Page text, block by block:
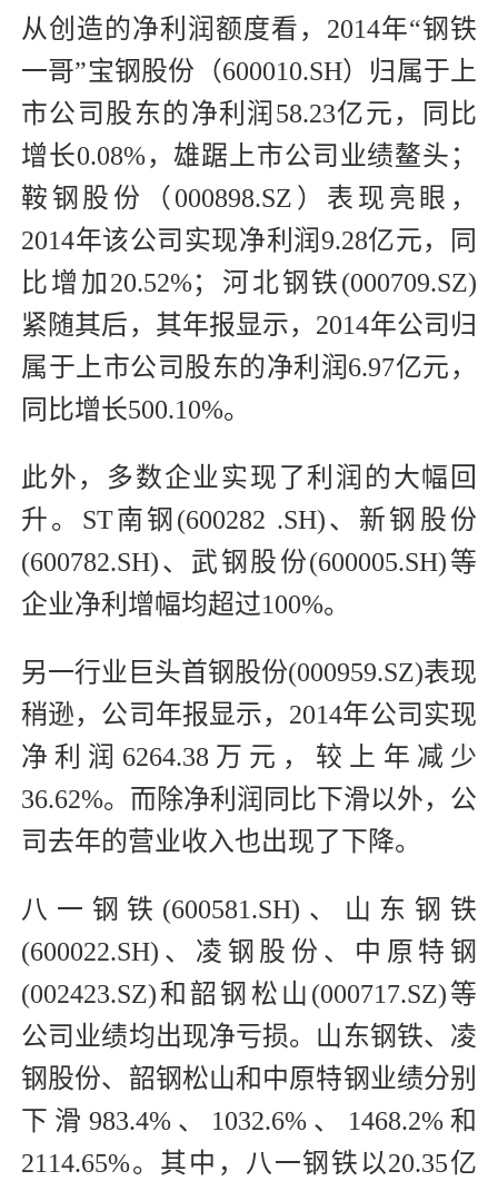
从创造的净利润额度看，2014年“钢铁
一哥”宝钢股份（600010.SH）归属于上
市公司股东的净利润58.23亿元，同比
增长0.08%，雄踞上市公司业绩鳌头；
鞍钢股份（000898.SZ）表现亮眼，
2014年该公司实现净利润9.28亿元，同
比增加20.52%；河北钢铁(000709.SZ)
紧随其后，其年报显示，2014年公司归
属于上市公司股东的净利润6.97亿元，
同比增长500.10%。
此外，多数企业实现了利润的大幅回
升。ST南钢(600282 .SH)、新钢股份
(600782.SH)、武钢股份(600005.SH)等
企业净利增幅均超过100%。
另一行业巨头首钢股份(000959.SZ)表现
稍逊，公司年报显示，2014年公司实现
净利润6264.38万元，较上年减少
36.62%。而除净利润同比下滑以外，公
司去年的营业收入也出现了下降。
八一钢铁(600581.SH)、山东钢铁
(600022.SH)、凌钢股份、中原特钢
(002423.SZ)和韶钢松山(000717.SZ)等
公司业绩均出现净亏损。山东钢铁、凌
钢股份、韶钢松山和中原特钢业绩分别
下滑983.4%、1032.6%、1468.2%和
2114.65%。其中，八一钢铁以20.35亿